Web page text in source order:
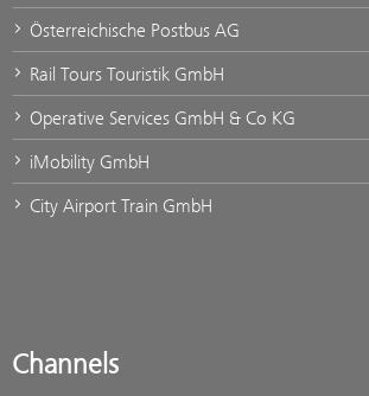
Österreichische Postbus AG
Rail Tours Touristik GmbH
Operative Services GmbH & Co KG
iMobility GmbH
City Airport Train GmbH
Channels